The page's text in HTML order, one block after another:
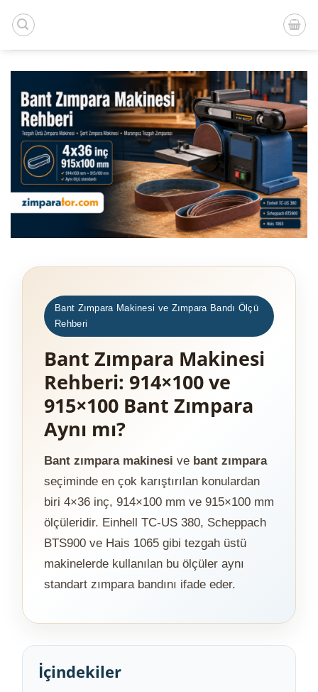
atla
Bant Zımpara Makinesi ve Zımpara Bandı Ölçü
Rehberi
Bant Zımpara Makinesi
Rehberi: 914×100 ve
915×100 Bant Zımpara
Aynı mı?
Bant zımpara makinesi ve bant zımpara
seçiminde en çok karıştırılan konulardan
biri 4×36 inç, 914×100 mm ve 915×100 mm
ölçüleridir. Einhell TC-US 380, Scheppach
BTS900 ve Hais 1065 gibi tezgah üstü
makinelerde kullanılan bu ölçüler aynı
standart zımpara bandını ifade eder.
İçindekiler